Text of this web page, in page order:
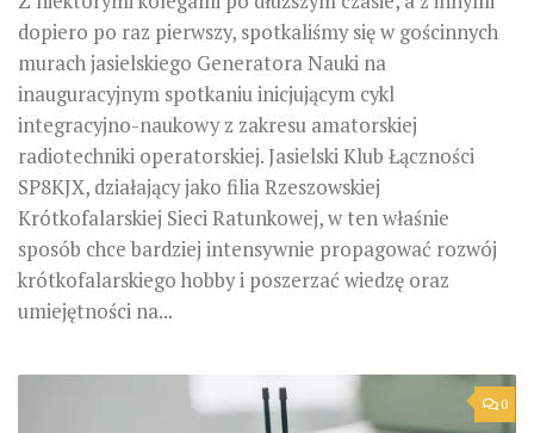
dopiero po raz pierwszy, spotkaliśmy się w gościnnych
murach jasielskiego Generatora Nauki na
inauguracyjnym spotkaniu inicjującym cykl
integracyjno-naukowy z zakresu amatorskiej
radiotechniki operatorskiej. Jasielski Klub Łączności
SP8KJX, działający jako filia Rzeszowskiej
Krótkofalarskiej Sieci Ratunkowej, w ten właśnie
sposób chce bardziej intensywnie propagować rozwój
krótkofalarskiego hobby i poszerzać wiedzę oraz
umiejętności na...
0